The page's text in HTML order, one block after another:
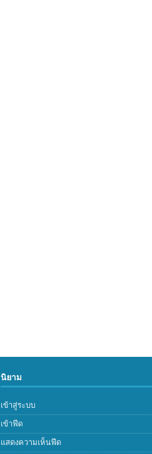
นิยาม
เข้าสู่ระบบ
เข้าฟีด
แสดงความเห็นฟีด